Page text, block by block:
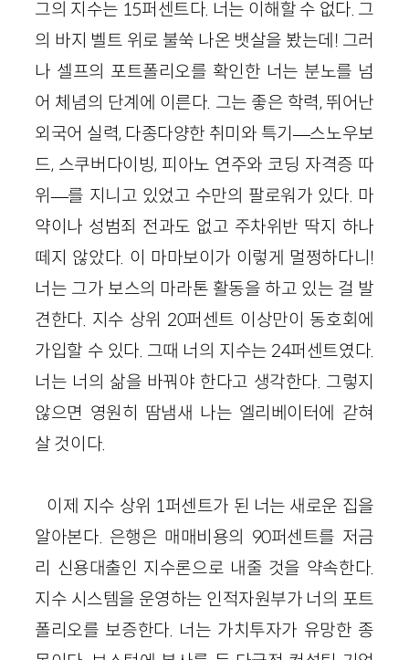
그의 지수는 15퍼센트다. 너는 이해할 수 없다. 그
의 바지 벨트 위로 불쑥 나온 뱃살을 봤는데! 그러
나 셀프의 포트폴리오를 확인한 너는 분노를 넘
어 체념의 단계에 이른다. 그는 좋은 학력, 뛰어난
외국어 실력, 다종다양한 취미와 특기—스노우보
드, 스쿠버다이빙, 피아노 연주와 코딩 자격증 따
위—를 지니고 있었고 수만의 팔로워가 있다. 마
약이나 성범죄 전과도 없고 주차위반 딱지 하나
떼지 않았다. 이 마마보이가 이렇게 멀쩡하다니!
너는 그가 보스의 마라톤 활동을 하고 있는 걸 발
견한다. 지수 상위 20퍼센트 이상만이 동호회에
가입할 수 있다. 그때 너의 지수는 24퍼센트였다.
너는 너의 삶을 바꿔야 한다고 생각한다. 그렇지
않으면 영원히 땀냄새 나는 엘리베이터에 갇혀
살 것이다.
이제 지수 상위 1퍼센트가 된 너는 새로운 집을
알아본다. 은행은 매매비용의 90퍼센트를 저금
리 신용대출인 지수론으로 내줄 것을 약속한다.
지수 시스템을 운영하는 인적자원부가 너의 포트
폴리오를 보증한다. 너는 가치투자가 유망한 종